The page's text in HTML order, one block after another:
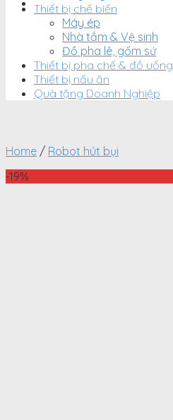
Thiết bị chế biến
Máy ép
Nhà tắm & Vệ sinh
Đồ pha lê, gốm sứ
Thiết bị pha chế & đồ uống
Thiết bị nấu ăn
Quà tặng Doanh Nghiệp
Home / Robot hút bụi
-19%